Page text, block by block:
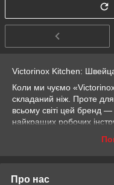
Victorinox Kitchen:
Коли ми чуємо
складаний ніж. Проте для
всьому світі цей бренд
найкращих робочих
Історія: Від
засновник компанії,
Про нас